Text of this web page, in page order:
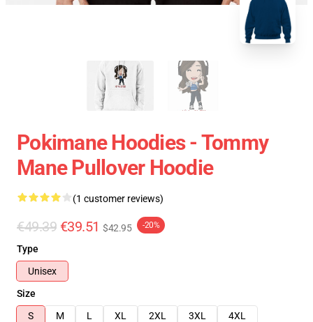
Pokimane Hoodies - Tommy
Mane Pullover Hoodie
(1 customer reviews)
€49.39 €39.51 $42.95 -20%
Type
Unisex
Size
S
M L XL 2XL 3XL
4XL